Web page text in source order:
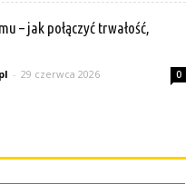
– jak połączyć trwałość,
- 29 czerwca 2026 0